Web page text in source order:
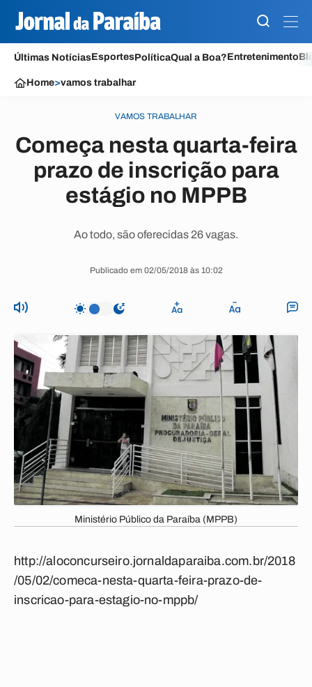
Últimas NotíciasEsportesPolíticaQual a Boa?Entretenimento
Home>vamos trabalhar
VAMOS TRABALHAR
Começa nesta quarta-feira
prazo de inscrição para
estágio no MPPB
Ao todo, são oferecidas 26 vagas.
Publicado em 02/05/2018 às 10:02
Ministério Público da Paraíba (MPPB)
http://aloconcurseiro.jornaldaparaiba.com.br/2018
/05/02/comeca-nesta-quarta-feira-prazo-de-
inscricao-para-estagio-no-mppb/